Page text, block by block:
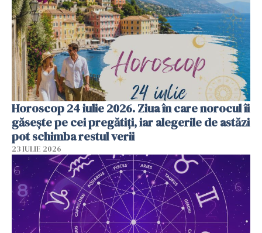
Horoscop 24 iulie 2026. Ziua în care norocul îi
găsește pe cei pregătiți, iar alegerile de astăzi
pot schimba restul verii
23 IULIE 2026